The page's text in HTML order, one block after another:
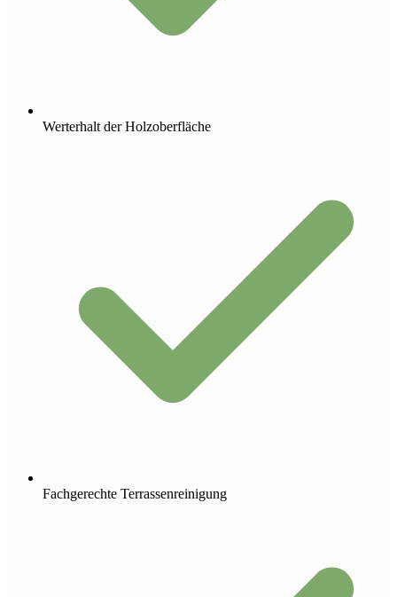
Werterhalt der Holzoberfläche
Fachgerechte Terrassenreinigung